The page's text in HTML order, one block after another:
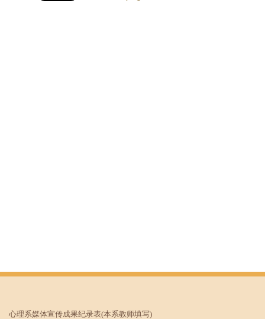
心理系媒体宣传成果纪录表(本系教师填写)